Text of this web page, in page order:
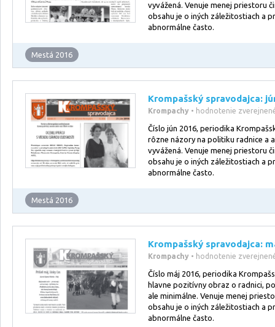
vyvážená. Venuje menej priestoru
obsahu je o iných záležitostiach a
abnormálne často.
Mestá 2016
Krompašský spravodajca:
Krompachy • hodnotenie
Číslo jún 2016, periodika
rôzne názory na politiku radnice a
vyvážená. Venuje menej priestoru
obsahu je o iných záležitostiach a
abnormálne často.
Mestá 2016
Krompašský spravodajca:
Krompachy • hodnotenie
Číslo máj 2016, periodika
hlavne pozitívny obraz o radnici,
ale minimálne. Venuje menej
obsahu je o iných záležitostiach a
abnormálne často.